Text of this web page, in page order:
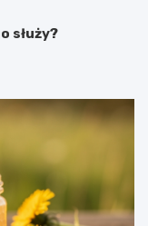
służy?